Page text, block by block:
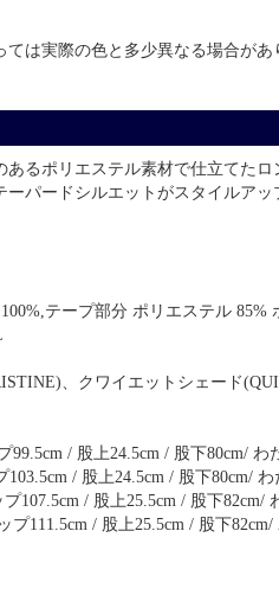
は実際の色と多少異なる場合があ
あるポリエステル素材で仕立てた
ーパードシルエットがスタイルア
テープ部分 ポリエステル 85%
、クワイエットシェード
99.5cm / 股上24.5cm / 股下80cm/ わ
/ 股上24.5cm / 股下80cm/
107.5cm / 股上25.5cm / 股下82cm/
プ111.5cm / 股上25.5cm / 股下